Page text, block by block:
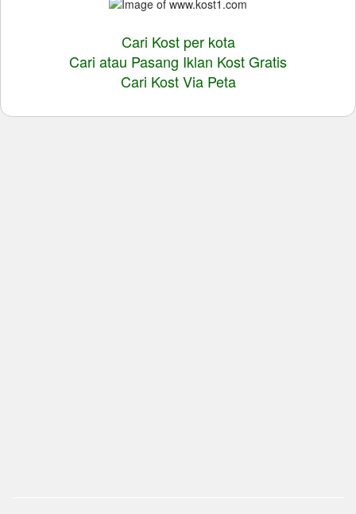
Cari Kost per kota
Cari atau Pasang Iklan Kost Gratis
Cari Kost Via Peta